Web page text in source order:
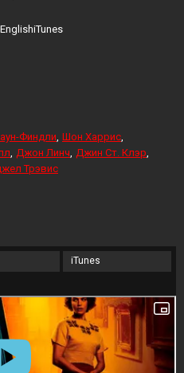
Финдли Шон Харрис
Джон Линч Джин Ст. Клэр
Трэвис
iTunes